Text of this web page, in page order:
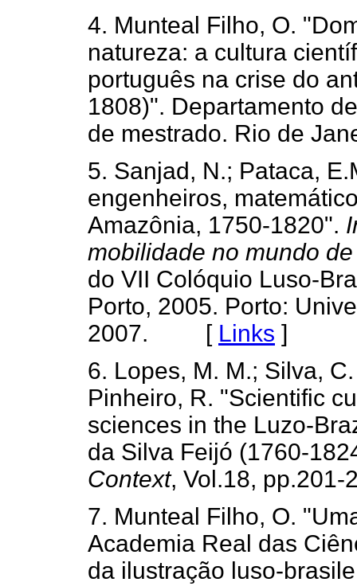
4. Munteal Filho, O.
natureza: a cultura
português na crise do
1808)". Departamento
de mestrado. Rio de
5. Sanjad, N.; Pataca,
engenheiros,
Amazônia, 1750-1820".
mobilidade no mundo
do VII Colóquio Luso-
Porto, 2005. Porto:
2007. [ Links ]
6. Lopes, M. M.; Silva,
Pinheiro, R. "Scientific
sciences in the Luzo-
da Silva Feijó (1760-
Context, Vol.18,
7. Munteal Filho, O.
Academia Real das
da ilustração luso-